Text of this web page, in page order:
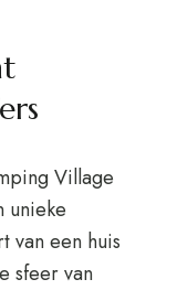
Village
unieke
van een huis
sfeer van